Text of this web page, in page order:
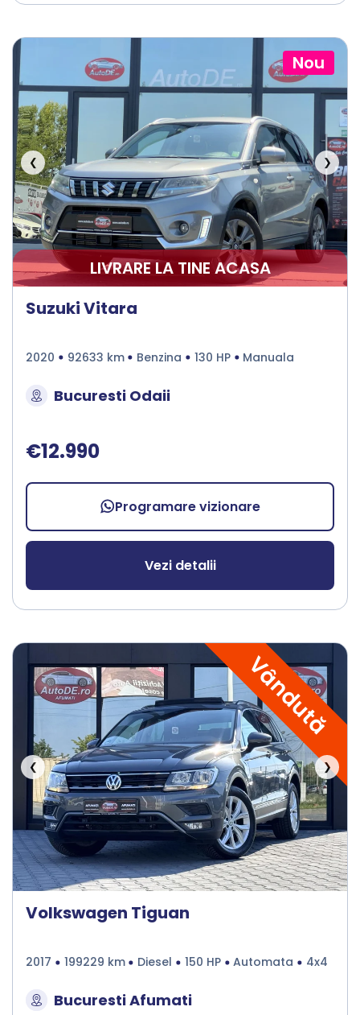
Nou
❮ ❯
LIVRARE LA TINE ACASA
Suzuki Vitara
2020 92633 km Benzina 130 HP Manuala
Bucuresti Odaii
€12.990
Programare vizionare
Vezi detalii
Vândută
❮ ❯
Volkswagen Tiguan
2017 199229 km Diesel 150 HP Automata 4x4
Bucuresti Afumati